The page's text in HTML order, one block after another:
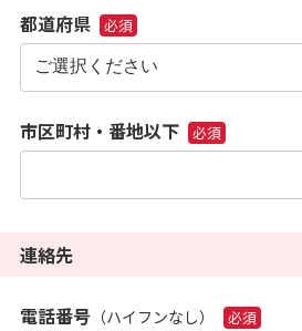
都道府県 必須
市区町村・番地以下 必須
連絡先
電話番号（ハイフンなし） 必須